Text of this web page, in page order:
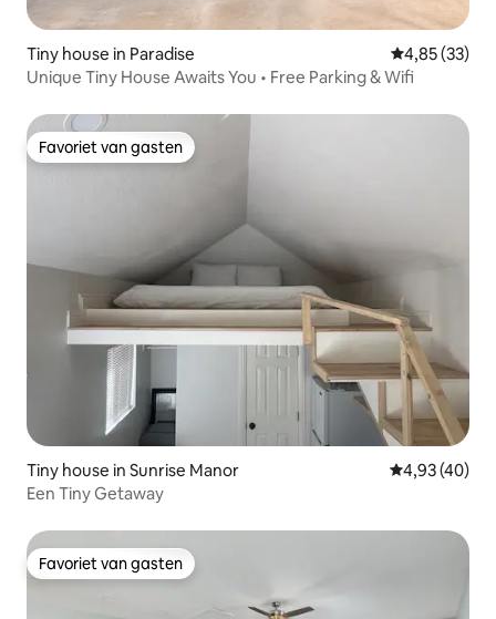
Tiny house in Paradise Gemiddelde
4,85 (33)
Unique Tiny House Awaits You • Free Parking & Wifi
Favoriet van gasten
Favoriet van gasten
Tiny house in Sunrise Manor Gemiddelde
4,93 (40)
Een Tiny Getaway
Favoriet van gasten
Favoriet van gasten